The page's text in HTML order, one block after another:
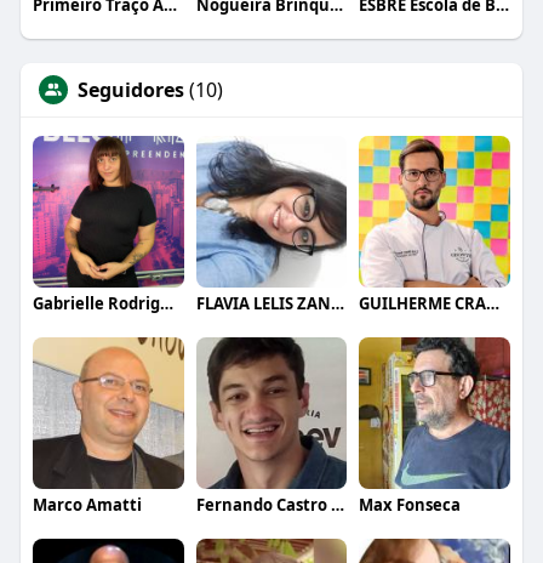
Primeiro Traço Arquitetura Nogueira Brinquedos ESBRE Escola de Bares e Restaurantes
Seguidores(10)
Gabrielle Rodrigues FLAVIA LELIS ZANELLI GUILHERME CRAMER BALLE
Marco Amatti Fernando Castro - Popó Max Fonseca